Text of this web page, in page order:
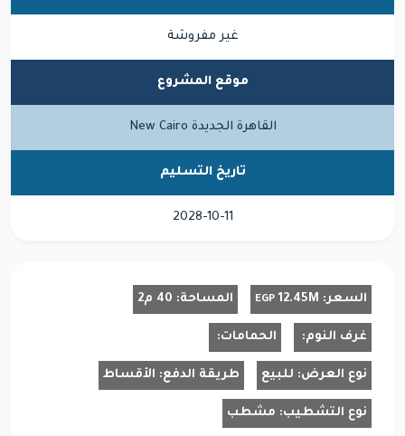
غير مفروشة
موقع المشروع
القاهرة الجديدة New Cairo
تاريخ التسليم
2028-10-11
السعر: 12.45M
EGP المساحة: 40 م2
غرف النوم: الحمامات:
نوع العرض: للبيع طريقة الدفع: الأقساط
نوع التشطيب: مشطب